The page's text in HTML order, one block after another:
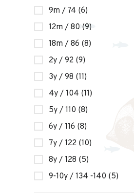
9m / 74 (6)
12m / 80 (9)
18m / 86 (8)
2y / 92 (9)
3y / 98 (11)
4y / 104 (11)
5y / 110 (8)
6y / 116 (8)
7y / 122 (10)
8y / 128 (5)
9-10y / 134 -140 (5)